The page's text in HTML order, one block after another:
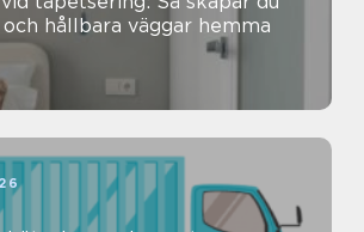
hållbara väggar hemma